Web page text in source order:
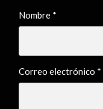
Nombre *
Correo electrónico *